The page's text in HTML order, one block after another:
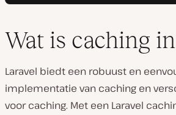
Wat is caching
Laravel biedt een robuust en
implementatie van caching en
voor caching. Met een Laravel